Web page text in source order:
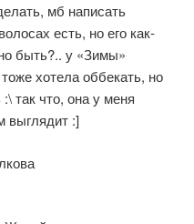
мб написать
есть, но его как-
быть?.. у «Зимы»
хотела оббекать, но
так что, она у меня
выглядит :]